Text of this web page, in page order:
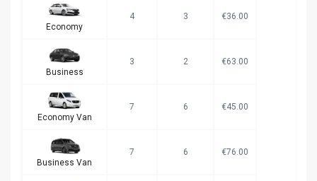
Economy
4 3 €36.00
Business
3 2 €63.00
Economy Van
7 6 €45.00
Business Van
7 6 €76.00